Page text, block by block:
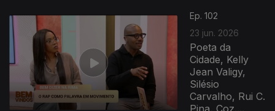
Ep. 102
23 jun. 2026
Poeta da
Cidade, Kelly
Jean Valigy,
Silésio
Carvalho, Rui C.
Pina, Coz....